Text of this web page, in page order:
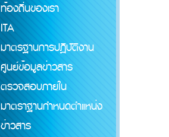
ท้องถิ่นของเรา
ITA
มาตรฐานการปฏิบัติงาน
ศูนย์ข้อมูลข่าวสาร
ตรวจสอบภายใน
มาตราฐานกำหนดตำแหน่ง
ข่าวสาร